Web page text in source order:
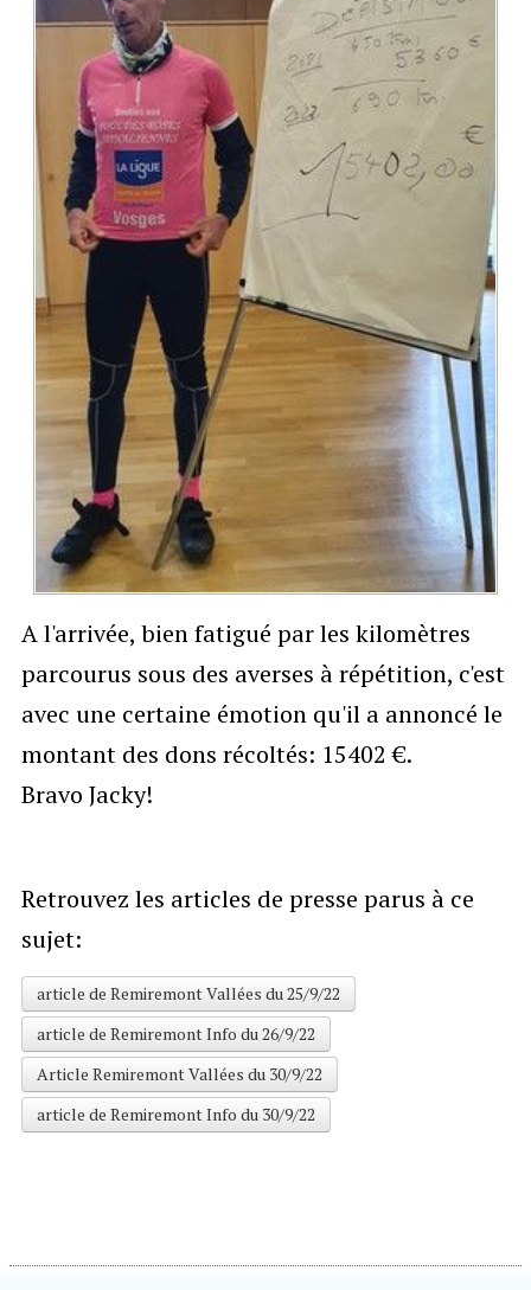
A l'arrivée, bien fatigué par les kilomètres
parcourus sous des averses à répétition, c'est
avec une certaine émotion qu'il a annoncé le
montant des dons récoltés: 15402 €.
Bravo Jacky!
Retrouvez les articles de presse parus à ce
sujet:
article de Remiremont Vallées du 25/9/22
article de Remiremont Info du 26/9/22
Article Remiremont Vallées du 30/9/22
article de Remiremont Info du 30/9/22